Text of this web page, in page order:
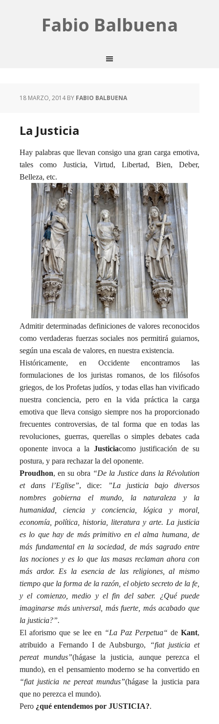
Fabio Balbuena
18 MARZO, 2014BY FABIO BALBUENA
La Justicia
Hay palabras que llevan consigo una gran carga emotiva,
tales como Justicia, Virtud, Libertad, Bien, Deber,
Belleza, etc.
Admitir determinadas definiciones de valores reconocidos
como verdaderas fuerzas sociales nos permitirá guiarnos,
según una escala de valores, en nuestra existencia.
Históricamente, en Occidente encontramos las
formulaciones de los juristas romanos, de los filósofos
griegos, de los Profetas judíos, y todas ellas han vivificado
nuestra conciencia, pero en la vida práctica la carga
emotiva que lleva consigo siempre nos ha proporcionado
frecuentes controversias, de tal forma que en todas las
revoluciones, guerras, querellas o simples debates cada
oponente invoca a la Justiciacomo justificación de su
postura, y para rechazar la del oponente.
Proudhon, en su obra “De la Justice dans la Révolution
et dans l’Eglise”, dice:
”La justicia bajo diversos
nombres gobierna el mundo, la naturaleza y la
humanidad, ciencia y conciencia, lógica y moral,
economía, política, historia, literatura y arte. La justicia
es lo que hay de más primitivo en el alma humana, de
más fundamental en la sociedad, de más sagrado entre
las nociones y es lo que las masas reclaman ahora con
más ardor. Es la esencia de las religiones, al mismo
tiempo que la forma de la razón, el objeto secreto de la fe,
y el comienzo, medio y el fin del saber. ¿Qué puede
imaginarse más universal, más fuerte, más acabado que
la justicia?”.
El aforismo que se lee en “La Paz Perpetua“ de Kant,
atribuido a Fernando I de Aubsburgo,
“fiat justicia et
pereat mundus”(hágase la justicia, aunque perezca el
mundo), en el pensamiento moderno se ha convertido en
“fiat justicia ne pereat mundus”(hágase la justicia para
que no perezca el mundo).
Pero ¿qué entendemos por JUSTICIA?.